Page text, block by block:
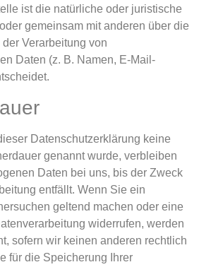
ist die natürliche oder juristische
gemeinsam mit anderen über die
Verarbeitung von
Daten (z. B. Namen, E-Mail-
Datenschutzerklärung keine
genannt wurde, verbleiben
Daten bei uns, bis der Zweck
entfällt. Wenn Sie ein
geltend machen oder eine
widerrufen, werden
sofern wir keinen anderen rechtlich
für die Speicherung Ihrer